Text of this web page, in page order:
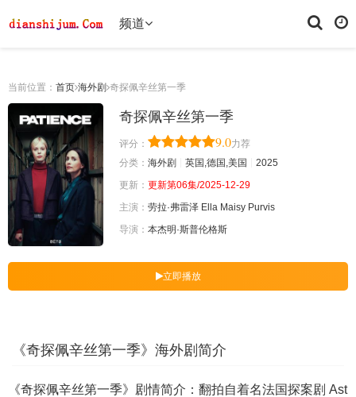
频道
当前位置： 首页 海外剧 奇探佩辛丝第一季
奇探佩辛丝第一季
评分： 9.0力荐
分类： 海外剧 英国,德国,美国
2025
更新： 更新第06集/2025-12-29
主演： 劳拉·弗雷泽 Ella Maisy Purvis
导演： 本杰明·斯普伦格斯
立即播放
《奇探佩辛丝第一季》海外剧简介
《奇探佩辛丝第一季》剧情简介：翻拍自着名法国探案剧 Ast